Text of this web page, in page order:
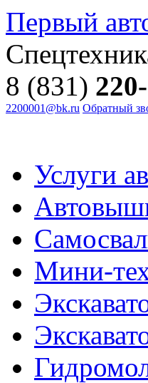
Первый
8 (831)
2200001@bk.ru Обратный
Услуги
Мини-